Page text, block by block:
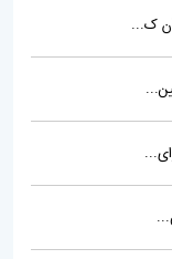
ک...